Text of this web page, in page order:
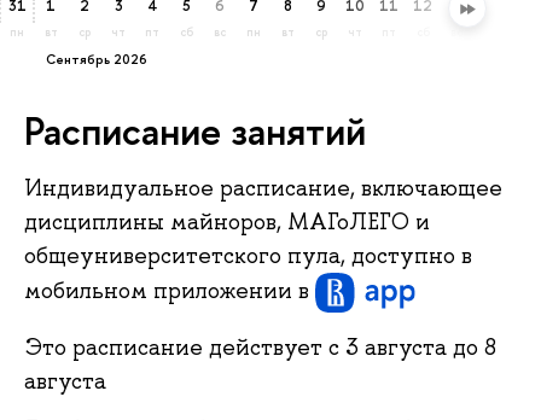
31
пн
сентябрь 2026
1
вт
2
ср
3
чт
4
пт
5
сб
6
вс
7
пн
8
вт
9
ср
10
чт
11 12 13
Расписание занятий
Индивидуальное расписание, включающее
дисциплины майноров, МАГоЛЕГО и
общеуниверситетского пула, доступно в
мобильном приложении в
Это расписание действует с 3 августа до 8
августа